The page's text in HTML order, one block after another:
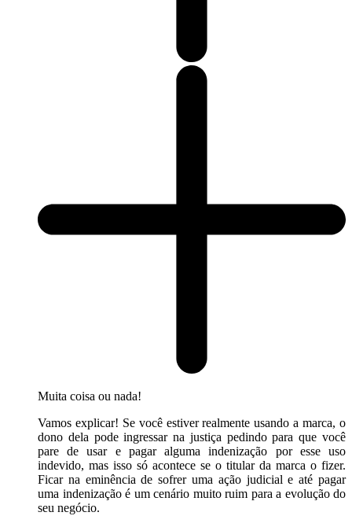
Muita coisa ou nada!
Vamos explicar! Se você estiver realmente usando a marca, o
dono dela pode ingressar na justiça pedindo para que você
pare de usar e pagar alguma indenização por esse uso
indevido, mas isso só acontece se o titular da marca o fizer.
Ficar na eminência de sofrer uma ação judicial e até pagar
uma indenização é um cenário muito ruim para a evolução do
seu negócio.